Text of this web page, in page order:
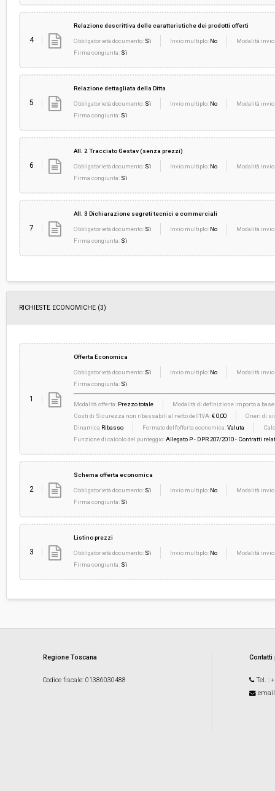
4
Relazione descrittiva delle caratteristiche dei prodotti offerti
Obbligatorietà documento: Sì Invio multiplo: No
Modalità
Firma congiunta: Sì
5
Relazione dettagliata della Ditta
Obbligatorietà documento: Sì Invio multiplo: No
Modalità
Firma congiunta: Sì
6
All. 2 Tracciato Gestav (senza prezzi)
Obbligatorietà documento: Sì Invio multiplo: No
Modalità
Firma congiunta: Sì
7
All. 3 Dichiarazione segreti tecnici e commerciali
Obbligatorietà documento: Sì Invio multiplo: No
Modalità
Firma congiunta: Sì
RICHIESTE ECONOMICHE (3)
1
Offerta Economica
Obbligatorietà documento: Sì Invio multiplo: No
Modalità
Firma congiunta: Sì
Modalità offerta: Prezzo totale
Modalità di definizione importo a base
Costi di Sicurezza non ribassabili al netto dell'IVA:€ 0,00
Oneri di
Dinamica Ribasso Formato dell'offerta economica:Valuta
Funzione di calcolo del punteggio:Allegato P - DPR 207/2010 - Contratti
2
Schema offerta economica
Obbligatorietà documento: Sì Invio multiplo: No
Modalità
Firma congiunta: Sì
3
Listino prezzi
Obbligatorietà documento: Sì Invio multiplo: No
Modalità
Firma congiunta: Sì
Regione Toscana
Codice fiscale: 01386030488 Tel. :
email